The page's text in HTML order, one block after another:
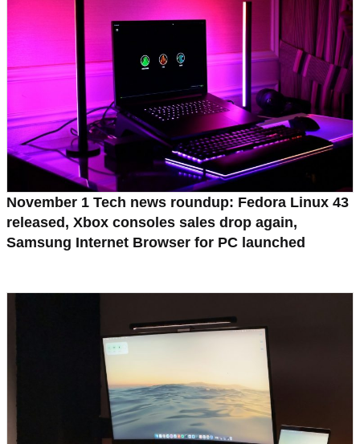
November 1 Tech news roundup: Fedora Linux 43
released, Xbox consoles sales drop again,
Samsung Internet Browser for PC launched